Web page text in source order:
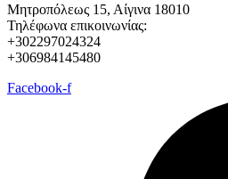
Μητροπόλεως 15, Αίγινα 18010
Τηλέφωνα επικοινωνίας:
+302297024324
+306984145480
Facebook-f